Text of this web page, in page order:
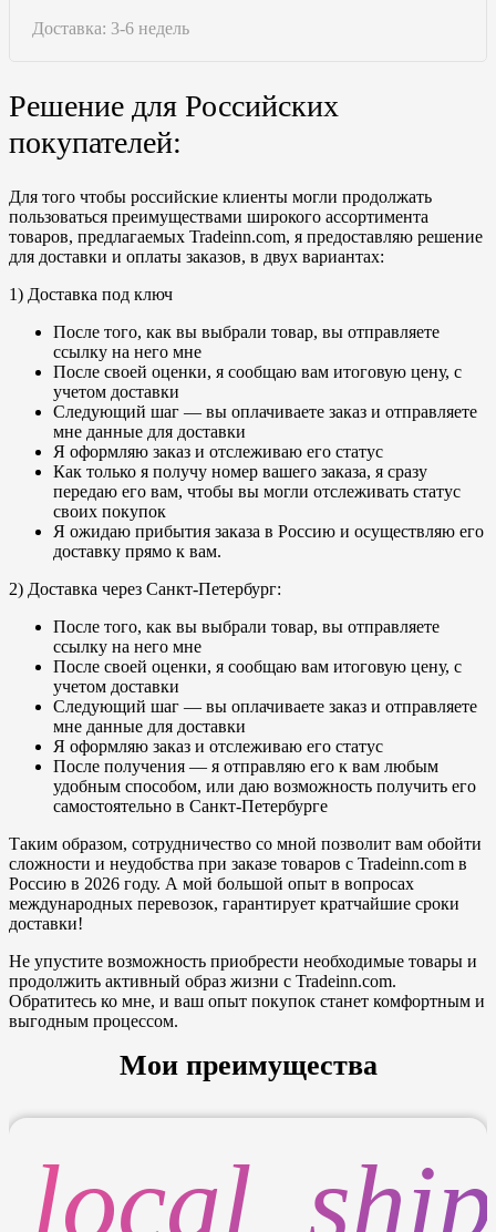
Доставка: 3-6 недель
Решение для Российских
покупателей:
Для того чтобы российские клиенты могли продолжать
пользоваться преимуществами широкого ассортимента
товаров, предлагаемых Tradeinn.com, я предоставляю решение
для доставки и оплаты заказов, в двух вариантах:
1) Доставка под ключ
После того, как вы выбрали товар, вы отправляете
ссылку на него мне
После своей оценки, я сообщаю вам итоговую цену, с
учетом доставки
Следующий шаг — вы оплачиваете заказ и отправляете
мне данные для доставки
Я оформляю заказ и отслеживаю его статус
Как только я получу номер вашего заказа, я сразу
передаю его вам, чтобы вы могли отслеживать статус
своих покупок
Я ожидаю прибытия заказа в Россию и осуществляю его
доставку прямо к вам.
2) Доставка через Санкт-Петербург:
После того, как вы выбрали товар, вы отправляете
ссылку на него мне
После своей оценки, я сообщаю вам итоговую цену, с
учетом доставки
Следующий шаг — вы оплачиваете заказ и отправляете
мне данные для доставки
Я оформляю заказ и отслеживаю его статус
После получения — я отправляю его к вам любым
удобным способом, или даю возможность получить его
самостоятельно в Санкт-Петербурге
Таким образом, сотрудничество со мной позволит вам обойти
сложности и неудобства при заказе товаров с Tradeinn.com в
Россию в 2026 году. А мой большой опыт в вопросах
международных перевозок, гарантирует кратчайшие сроки
доставки!
Не упустите возможность приобрести необходимые товары и
продолжить активный образ жизни с Tradeinn.com.
Обратитесь ко мне, и ваш опыт покупок станет комфортным и
выгодным процессом.
Мои преимущества